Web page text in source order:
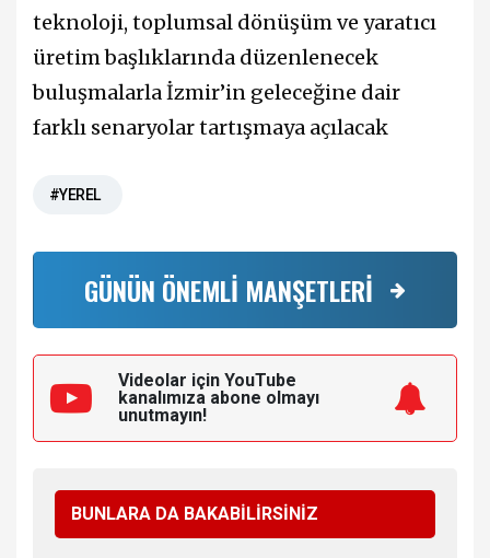
teknoloji, toplumsal dönüşüm ve yaratıcı
üretim başlıklarında düzenlenecek
buluşmalarla İzmir’in geleceğine dair
farklı senaryolar tartışmaya açılacak
#YEREL
GÜNÜN ÖNEMLİ MANŞETLERİ
Videolar için YouTube
kanalımıza abone olmayı
unutmayın!
BUNLARA DA BAKABİLİRSİNİZ